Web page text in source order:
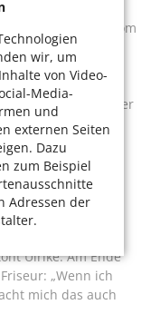
wir, um
von Video-
Media-
und
externen Seiten
Dazu
zum Beispiel
Adressen der
und auch vom
und
sagt er. Ulrike
lässt sich die
erklären. Unter der
die „Wig-Cap“.
eigenen
das Tragen
Zweithaar wird
befestigt, so
überrascht,
und sich so
Ulrike. Am Ende
„Wenn ich
mich das auch